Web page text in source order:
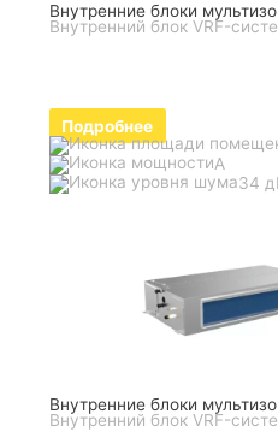
Внутренние блоки
Внутренний блок VRF-
Подробнее
A
34
Внутренние блоки
Внутренний блок VRF-